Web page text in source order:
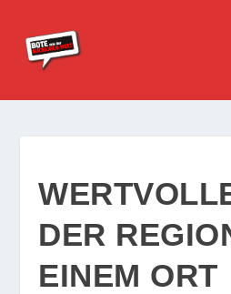
DER
EINEM ORT